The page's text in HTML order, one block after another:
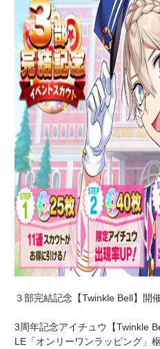
３部完結記念【Twinkle Bell】開
3周年記念アイチュウ【Twinkle
LE「オンリーワンラッピング」